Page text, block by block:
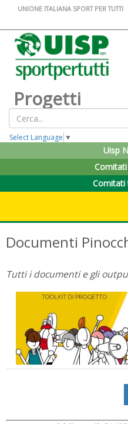
UNIONE ITALIANA SPORT PER TUTTI
Progetti
Select Language ▼
Uisp
Comitati
Documenti
Tutti i documenti e gli